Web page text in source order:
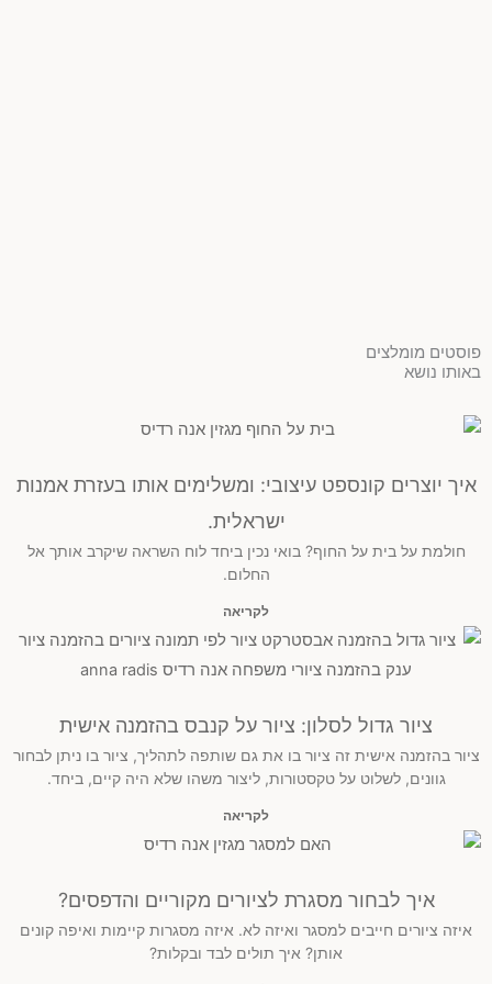
פוסטים מומלצים
באותו נושא
איך יוצרים קונספט עיצובי: ומשלימים אותו בעזרת אמנות
ישראלית.
חולמת על בית על החוף? בואי נכין ביחד לוח השראה שיקרב אותך אל
החלום.
לקריאה
ציור גדול לסלון: ציור על קנבס בהזמנה אישית
ציור בהזמנה אישית זה ציור בו את גם שותפה לתהליך, ציור בו ניתן לבחור
גוונים, לשלוט על טקסטורות, ליצור משהו שלא היה קיים, ביחד.
לקריאה
איך לבחור מסגרת לציורים מקוריים והדפסים?
איזה ציורים חייבים למסגר ואיזה לא. איזה מסגרות קיימות ואיפה קונים
אותן? איך תולים לבד ובקלות?